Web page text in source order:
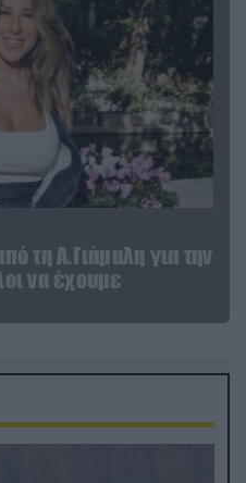
τη Α.Γιάμαλη για την
να έχουμε